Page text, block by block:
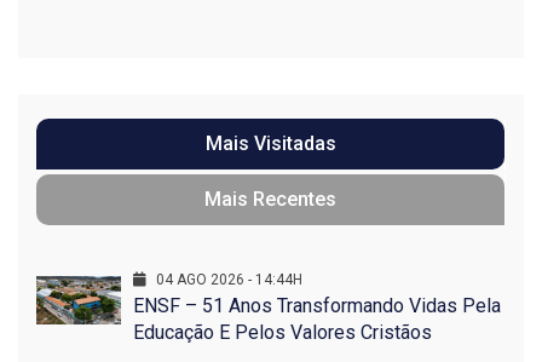
Mais Visitadas
Mais Recentes
04 AGO 2026 - 14:44H
ENSF – 51 Anos Transformando Vidas Pela
Educação E Pelos Valores Cristãos